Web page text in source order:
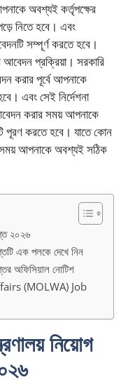
অবশ্যই কর্তৃপক্ষের
নিতে হবে। এবং
সম্পূর্ণ করতে হবে।
প্রক্রিয়া। সরকারি
করার পূর্বে আপনাকে
এবং সেই নির্দেশনা
করার সময় আপনাকে
করতে হবে। যাতে কোন
আপনাকে অবশ্যই সঠিক
২০২৬
এক পলকে দেখে নিন
অফিসিয়াল নোটিশ
(MOLWA) Job
নিয়োগ